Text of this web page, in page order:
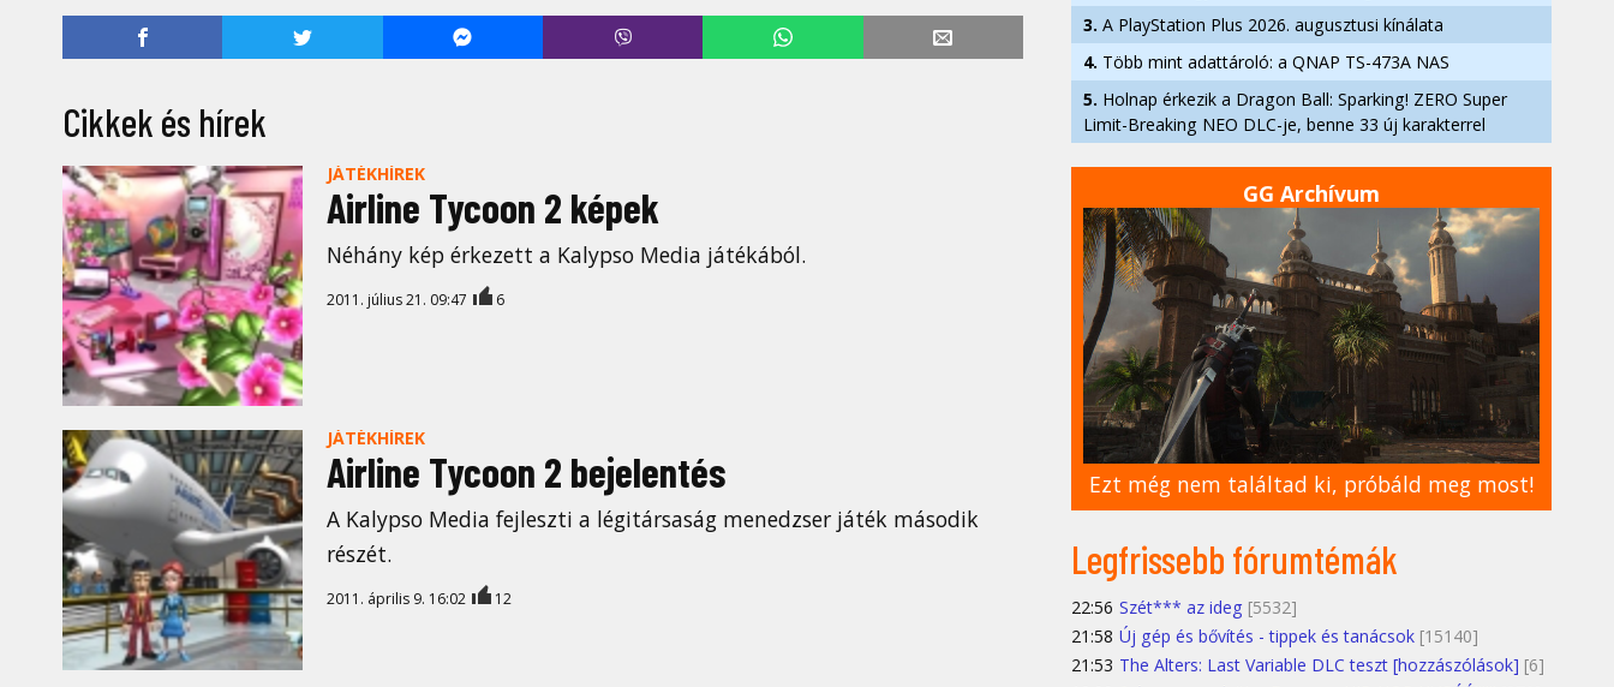
Cikkek és hírek
JÁTÉKHÍREK
Airline Tycoon 2 képek
Néhány kép érkezett a Kalypso Media játékából.
2011. július 21. 09:47 6
JÁTÉKHÍREK
Airline Tycoon 2 bejelentés
A Kalypso Media fejleszti a légitársaság menedzser játék második
részét.
2011. április 9. 16:02 12
3. A PlayStation Plus 2026. augusztusi kínálata
4. Több mint adattároló: a QNAP TS-473A NAS
5. Holnap érkezik a Dragon Ball: Sparking! ZERO Super
Limit-Breaking NEO DLC-je, benne 33 új karakterrel
GG Archívum
Ezt még nem találtad ki, próbáld meg most!
Legfrissebb fórumtémák
22:56 Szét*** az ideg [5532]
21:58 Új gép és bővítés - tippek és tanácsok [15140]
21:53 The Alters: Last Variable DLC teszt [hozzászólások] [6]